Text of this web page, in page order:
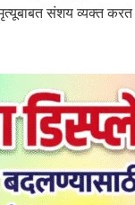
संशय व्यक्त करत